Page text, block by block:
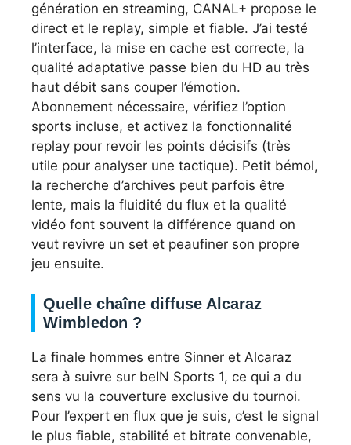
génération en streaming, CANAL+ propose le
direct et le replay, simple et fiable. J’ai testé
l’interface, la mise en cache est correcte, la
qualité adaptative passe bien du HD au très
haut débit sans couper l’émotion.
Abonnement nécessaire, vérifiez l’option
sports incluse, et activez la fonctionnalité
replay pour revoir les points décisifs (très
utile pour analyser une tactique). Petit bémol,
la recherche d’archives peut parfois être
lente, mais la fluidité du flux et la qualité
vidéo font souvent la différence quand on
veut revivre un set et peaufiner son propre
jeu ensuite.
Quelle chaîne diffuse Alcaraz
Wimbledon ?
La finale hommes entre Sinner et Alcaraz
sera à suivre sur beIN Sports 1, ce qui a du
sens vu la couverture exclusive du tournoi.
Pour l’expert en flux que je suis, c’est le signal
le plus fiable, stabilité et bitrate convenable,